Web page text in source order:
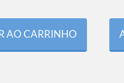
AO CARRINHO